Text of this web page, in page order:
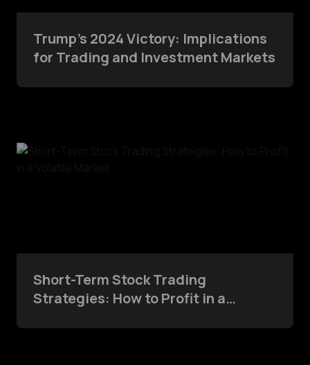
Trump’s 2024 Victory: Implications
for Trading and Investment Markets
Short-Term Stock Trading
Strategies: How to Profit in a